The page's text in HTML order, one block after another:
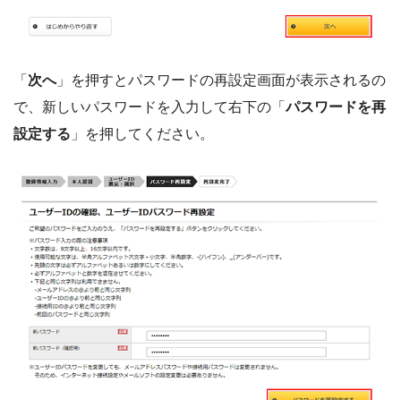
「 次へ」を押すとパスワードの再設定画面が表示されるの
で、新しいパスワードを入力して右下の「パスワードを再
設定する 」を押してください。